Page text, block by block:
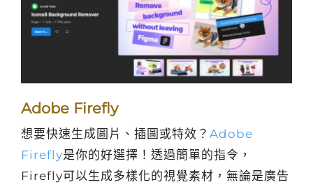
Adobe Firefly
想要快速生成圖片、插圖或特效？ Adobe
Firefly是你的好選擇！透過簡單的指令，
Firefly可以生成多樣化的視覺素材，無論是廣告